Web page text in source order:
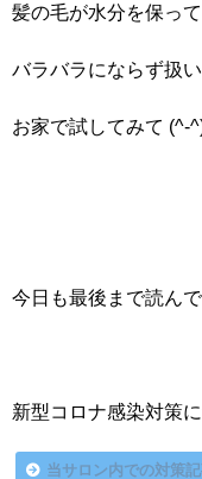
髪の毛が水分を保っ
バラバラにならず扱
お家で試してみて (^-
今日も最後まで読ん
新型コロナ感染対策
当サロン内での対策